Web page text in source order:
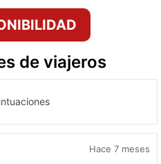
de viajeros
Hace 7 meses